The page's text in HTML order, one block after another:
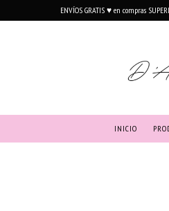
ENVÍOS GRATIS ♥ en compras
INICIO